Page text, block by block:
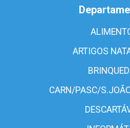
ARTIGOS
CARN/PASC/